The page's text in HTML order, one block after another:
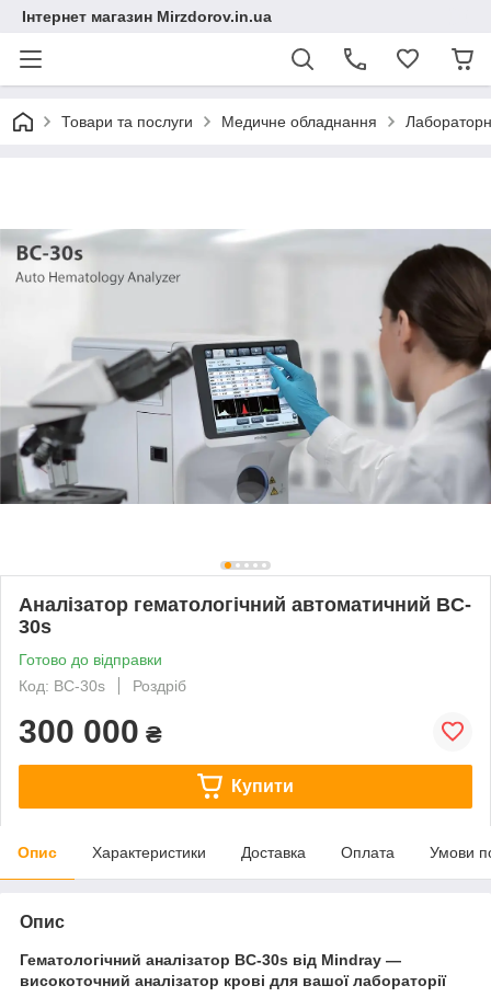
Інтернет магазин Mirzdorov.in.ua
Товари та послуги Медичне обладнання
Аналізатор гематологічний автоматичний BC-
30s
Готово до відправки
Код: BC-30s
Роздріб
300 000 ₴
Купити
Опис Характеристики Доставка Оплата Умови
Опис
Гематологічний аналізатор BC-30s від Mindray —
високоточний аналізатор крові для вашої лабораторії